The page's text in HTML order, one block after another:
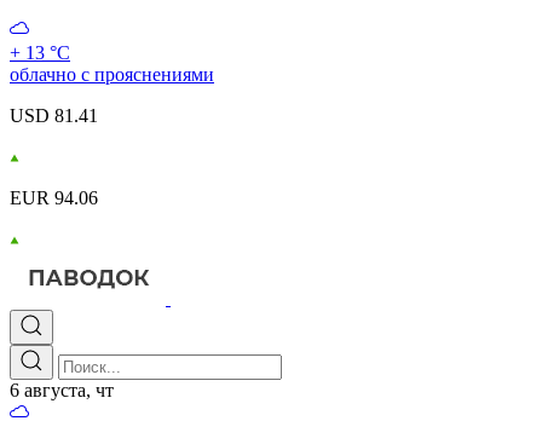
+ 13 °С
облачно с прояснениями
USD 81.41
EUR 94.06
6 августа, чт